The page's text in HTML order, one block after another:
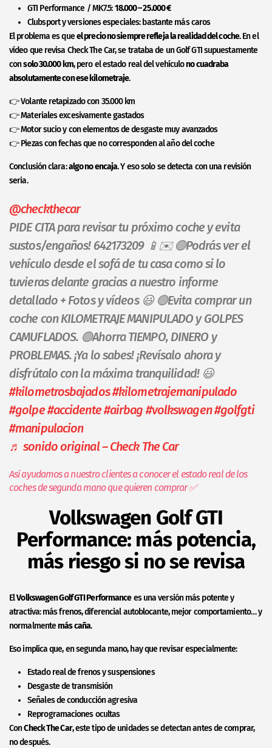
GTI Performance / MK7.5:18.000 – 25.000 €
Clubsport y versiones especiales: bastante más caros
El problema es queel precio no siempre refleja la realidad del coche. En el
vídeo que revisa Check The Car, se trataba de un Golf GTI supuestamente
consolo 30.000 km, pero el estado real del vehículono cuadraba
absolutamente con ese kilometraje.
👉 Volante retapizado con 35.000 km
👉 Materiales excesivamente gastados
👉 Motor sucio y con elementos de desgaste muy avanzados
👉 Piezas con fechas que no corresponden al año del coche
Conclusión clara:algo no encaja. Y eso solo se detecta con una revisión
seria.
@checkthecar
PIDE CITA para revisar tu próximo coche y evita
sustos/engaños! 642173209 📱✉️ 🟢Podrás ver el
vehículo desde el sofá de tu casa como si lo
tuvieras delante gracias a nuestro informe
detallado + Fotos y vídeos 😃 🟢Evita comprar un
coche con KILOMETRAJE MANIPULADO y GOLPES
CAMUFLADOS. 🟢Ahorra TIEMPO, DINERO y
PROBLEMAS. ¡Ya lo sabes! ¡Revísalo ahora y
disfrútalo con la máxima tranquilidad! 😃
#kilometrosbajados#kilometrajemanipulado
#golpe#accidente#airbag #volkswagen#golfgti
#manipulacion
♬ sonido original – Check The Car
Así ayudamos a nuestro clientes a conocer el estado real de los
coches de segunda mano que quieren comprar ✅
Volkswagen Golf GTI
Performance: más potencia,
más riesgo si no se revisa
ElVolkswagen Golf GTI Performancees una versión más potente y
atractiva: más frenos, diferencial autoblocante, mejor comportamiento… y
normalmentemás caña.
Eso implica que, en segunda mano, hay que revisar especialmente:
Estado real de frenos y suspensiones
Desgaste de transmisión
Señales de conducción agresiva
Reprogramaciones ocultas
ConCheck The Car, este tipo de unidades se detectan antes de comprar,
no después.